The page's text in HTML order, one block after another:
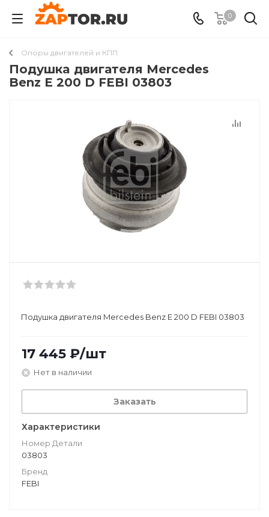
0
Опоры двигателей и КПП
Подушкa двигателя Mercedes
Benz E 200 D FEBI 03803
Подушкa двигателя Mercedes Benz E 200 D FEBI 03803
17 445 ₽/шт
Нет в наличии
Заказать
Характеристики
Номер Детали
03803
Бренд
FEBI